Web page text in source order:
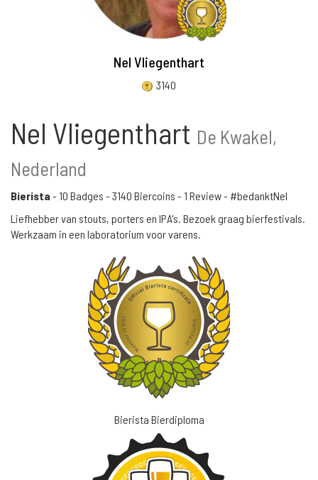
Nel Vliegenthart
3140
Nel Vliegenthart De Kwakel,
Nederland
Bierista - 10 Badges - 3140 Biercoins - 1 Review- #bedanktNel
Liefhebber van stouts, porters en IPA's. Bezoek graag bierfestivals.
Werkzaam in een laboratorium voor varens.
Bierista Bierdiploma